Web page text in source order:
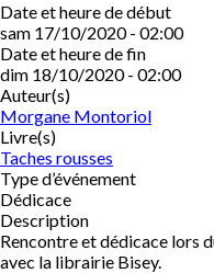
Date et heure de début
sam 17/10/2020 - 02:00
Date et heure de fin
dim 18/10/2020 - 02:00
Auteur(s)
Morgane Montoriol
Livre(s)
Taches rousses
Type d’événement
Dédicace
Description
Rencontre et dédicace lors
avec la librairie Bisey.